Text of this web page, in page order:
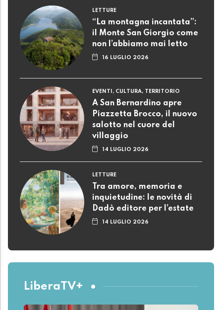
LETTURE
“La montagna incantata”:
il Monte San Giorgio come
non l’abbiamo mai letto
16 LUGLIO 2026
EVENTI, CULTURA, TERRITORIO
A San Bernardino apre
Piazzetta Brocco, il nuovo
salotto nel cuore del
villaggio
14 LUGLIO 2026
LETTURE
Tra amore, memoria e
inquietudine: le novità di
Dadò editore per l’estate
14 LUGLIO 2026
LiberaTV+